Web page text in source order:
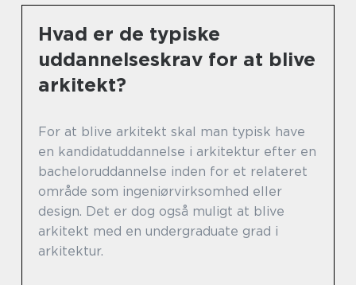
Hvad er de typiske
uddannelseskrav for at blive
arkitekt?
For at blive arkitekt skal man typisk have
en kandidatuddannelse i arkitektur efter en
bacheloruddannelse inden for et relateret
område som ingeniørvirksomhed eller
design. Det er dog også muligt at blive
arkitekt med en undergraduate grad i
arkitektur.